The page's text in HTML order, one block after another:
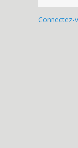
Connectez-